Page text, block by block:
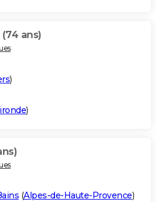
(74 ans)
)
)
(Alpes-de-Haute-Provence)